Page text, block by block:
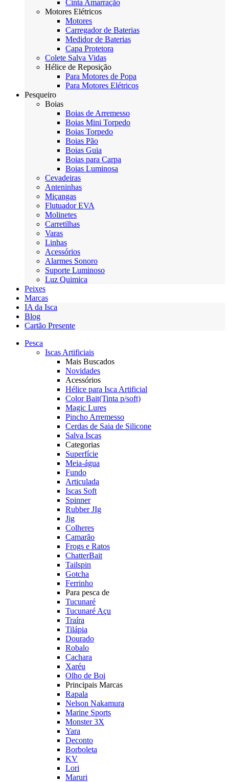
Cinta Amarração
Motores Elétricos
Motores
Carregador de Baterias
Medidor de Baterias
Capa Protetora
Colete Salva Vidas
Hélice de Reposição
Para Motores de Popa
Para Motores Elétricos
Pesqueiro
Boias
Boias de Arremesso
Boias Mini Torpedo
Boias Torpedo
Boias Pão
Boias Guia
Boias para Carpa
Boias Luminosa
Cevadeiras
Anteninhas
Miçangas
Flutuador EVA
Molinetes
Carretilhas
Varas
Linhas
Acessórios
Alarmes Sonoro
Suporte Luminoso
Luz Quimica
Peixes
Marcas
IA da Isca
Blog
Cartão Presente
Pesca
Iscas Artificiais
Mais Buscados
Novidades
Acessórios
Hélice para Isca Artificial
Color Bait(Tinta p/soft)
Magic Lures
Pincho Arremesso
Cerdas de Saia de Silicone
Salva Iscas
Categorias
Superfície
Meia-água
Fundo
Articulada
Iscas Soft
Spinner
Rubber JIg
Jig
Colheres
Camarão
Frogs e Ratos
ChatterBait
Tailspin
Gotcha
Ferrinho
Para pesca de
Tucunaré
Tucunaré Açu
Traíra
Tilápia
Dourado
Robalo
Cachara
Xaréu
Olho de Boi
Principais Marcas
Rapala
Nelson Nakamura
Marine Sports
Monster 3X
Yara
Deconto
Borboleta
KV
Lori
Maruri